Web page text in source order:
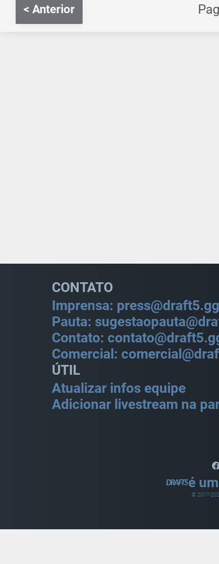
< Anterior
CONTATO
Imprensa: press@draft5.gg
Pauta:
Contato:
Comercial:
ÚTIL
Atualizar infos equipe
Adicionar livestream na
é
© 2017-